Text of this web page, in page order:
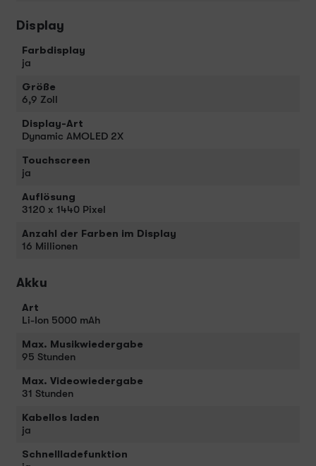
Display
Farbdisplay
ja
Größe
6,9 Zoll
Display-Art
Dynamic AMOLED 2X
Touchscreen
ja
Auflösung
3120 x 1440 Pixel
Anzahl der Farben im Display
16 Millionen
Akku
Art
Li-Ion 5000 mAh
Max. Musikwiedergabe
95 Stunden
Max. Videowiedergabe
31 Stunden
Kabellos laden
ja
Schnellladefunktion